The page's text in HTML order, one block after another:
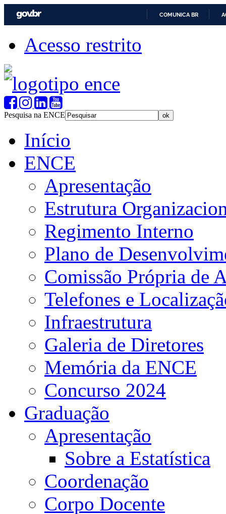
COMUNICA BR
Acesso restrito
Pesquisa na ENCE
Início
ENCE
Apresentação
Estrutura
Regimento Interno
Plano de
Comissão Própria de
Telefones e
Infraestrutura
Galeria de Diretores
Memória da ENCE
Concurso 2024
Graduação
Apresentação
Sobre a Estatística
Coordenação
Corpo Docente